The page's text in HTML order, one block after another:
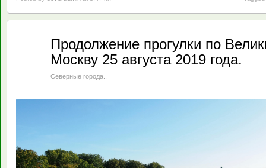
Продолжение прогулки по
Москву 25 августа 2019 года.
Северные города..